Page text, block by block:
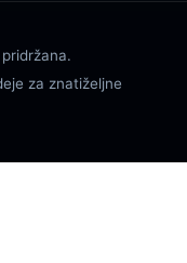
za znatiželjne